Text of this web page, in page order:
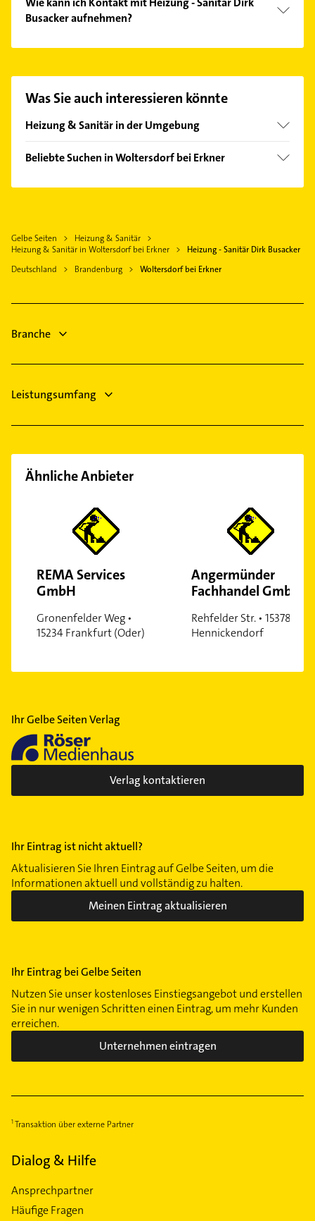
Busacker aufnehmen?
finden Sie alleKontaktdaten.
Was Sie auch interessieren könnte
Heizung & Sanitär in der Umgebung
Schöneiche bei Berlin
Erkner
Hoppegarten
Grünheide (Mark)
Altlandsberg
Zeuthen
Beliebte Suchen in Woltersdorf bei Erkner
Physikalische Therapie
Elektroinstallation
Elektro Reparatur
Steuerberater
Gelbe Seiten
Heizung & Sanitär
Heizung & Sanitär in Woltersdorf bei Erkner
Heizung - Sanitär Dirk Busacker
Deutschland
Brandenburg Woltersdorf bei Erkner
Branche
Leistungsumfang
Ähnliche Anbieter
REMA Services
GmbH
Gronenfelder Weg •
15234 Frankfurt (Oder)
Angermünder
Fachhandel GmbH
Rehfelder Str. • 15378
Hennickendorf
Ihr Gelbe Seiten Verlag
Verlag kontaktieren
Ihr Eintrag ist nicht aktuell?
Aktualisieren Sie Ihren Eintrag auf Gelbe Seiten, um die
Informationen aktuell und vollständig zu halten.
Meinen Eintrag aktualisieren
Ihr Eintrag bei Gelbe Seiten
Nutzen Sie unser kostenloses Einstiegsangebot und erstellen
Sie in nur wenigen Schritten einen Eintrag, um mehr Kunden
erreichen.
Unternehmen eintragen
Transaktion über externe Partner
Dialog & Hilfe
Ansprechpartner
Häufige Fragen